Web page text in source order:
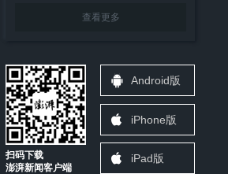
查看更多
扫码下载
澎湃新闻客户端
Android版
iPhone版
iPad版